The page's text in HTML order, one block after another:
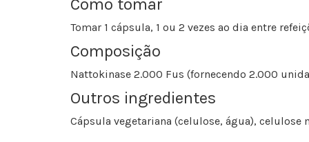
Como tomar
Tomar 1 cápsula, 1 ou 2 vezes ao dia entre
Composição
Nattokinase 2.000 Fus (fornecendo 2.000
Outros ingredientes
Cápsula vegetariana (celulose, água), celulose